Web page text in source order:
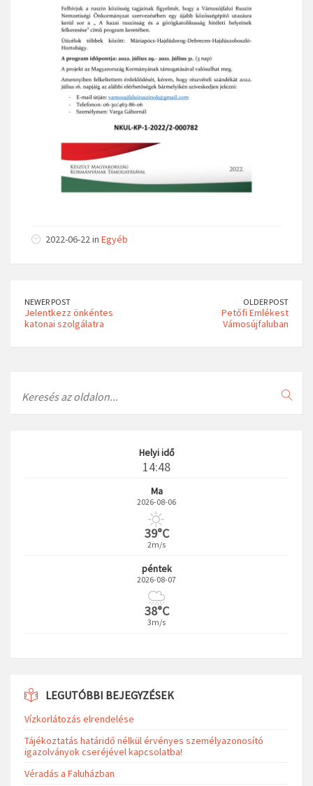
2022-06-22 in Egyéb
NEWER POST
Jelentkezz önkéntes
katonai szolgálatra
OLDER POST
Petőfi Emlékest
Vámosújfaluban
Helyi idő
14:48
Ma
2026-08-06
39°C
2m/s
péntek
2026-08-07
38°C
3m/s
LEGUTÓBBI BEJEGYZÉSEK
Vízkorlátozás elrendelése
Tájékoztatás határidő nélkül érvényes személyazonosító
igazolványok cseréjével kapcsolatba!
Véradás a Faluházban